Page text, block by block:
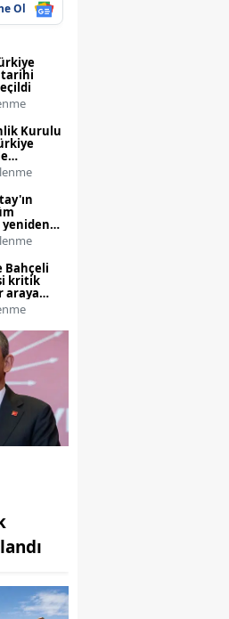
Ol
tarihi
Kurulu
yeniden
talebi
Bahçeli
kritik
araya